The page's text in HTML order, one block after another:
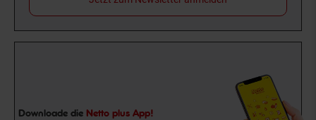
Downloade die Netto plus App!